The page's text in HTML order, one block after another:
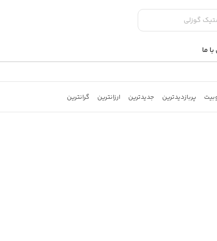
ما
پربازدیدترین جدیدترین ارزانترین گرانترین